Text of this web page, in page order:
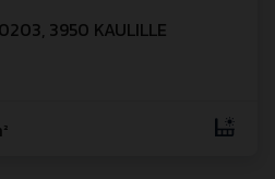
, 3950 KAULILLE